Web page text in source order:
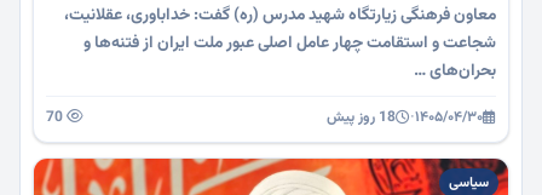
معاون فرهنگی زیارتگاه شهید مدرس (ره) گفت: خداباوری، عقلانیت،
شجاعت و استقامت چهار عامل اصلی عبور ملت ایران از فتنه‌ها و
بحران‌های …
۱۴۰۵/۰۴/۳۰· 18 روز پیش
سیاسی